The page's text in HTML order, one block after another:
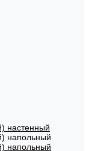
настенный
напольный
напольный